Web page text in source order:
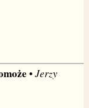
•Jerzy